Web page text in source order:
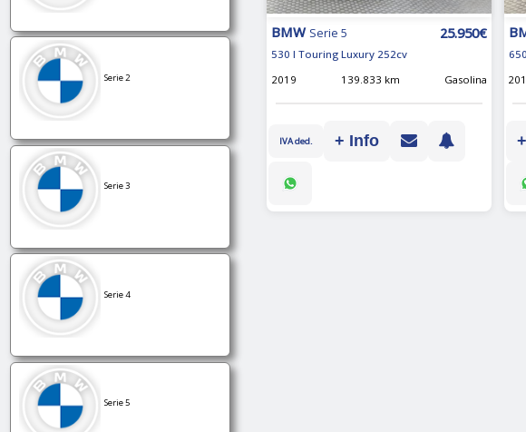
BMW Serie 5 25.950€
530 I Touring Luxury 252cv
2019
139.833 km Gasolina
IVA ded. + Info
Serie 2
Serie 3
Serie 4
Serie 5